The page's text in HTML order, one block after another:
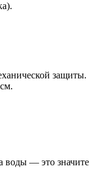
защиты.
воды — это